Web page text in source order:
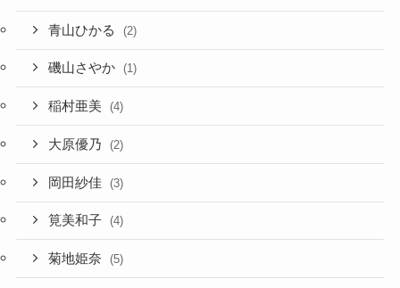
青山ひかる (2)
磯山さやか (1)
稲村亜美 (4)
大原優乃 (2)
岡田紗佳 (3)
筧美和子 (4)
菊地姫奈 (5)